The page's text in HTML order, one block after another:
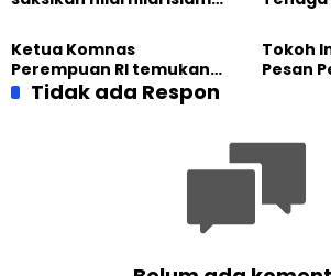
Internasional Muslim
Ahmadiyah UK 2026
fakta
Ketua Komnas
Perempuan RI temukan
optimisme
Tokoh
Pesan
Tidak ada Respon